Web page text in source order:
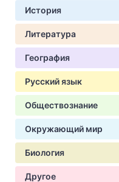
История
Литература
География
Русский язык
Обществознание
Окружающий мир
Биология
Другое